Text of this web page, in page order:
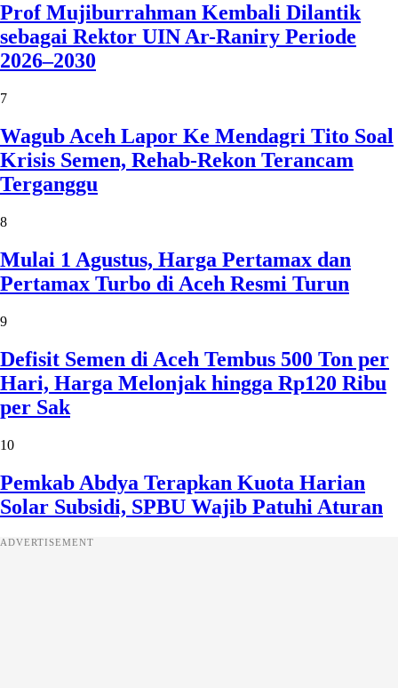
Prof Mujiburrahman Kembali Dilantik
sebagai Rektor UIN Ar-Raniry Periode
2026–2030
7
Wagub Aceh Lapor Ke Mendagri Tito Soal
Krisis Semen, Rehab-Rekon Terancam
Terganggu
8
Mulai 1 Agustus, Harga Pertamax dan
Pertamax Turbo di Aceh Resmi Turun
9
Defisit Semen di Aceh Tembus 500 Ton per
Hari, Harga Melonjak hingga Rp120 Ribu
per Sak
10
Pemkab Abdya Terapkan Kuota Harian
Solar Subsidi, SPBU Wajib Patuhi Aturan
ADVERTISEMENT